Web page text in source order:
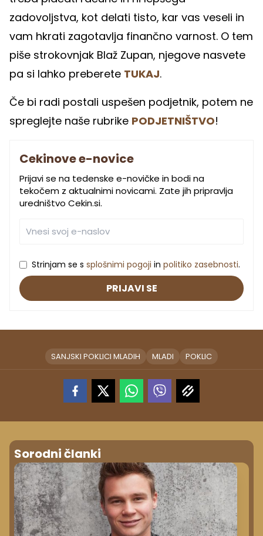
zadovoljstva, kot delati tisto, kar vas veseli in
vam hkrati zagotavlja finančno varnost. O tem
piše strokovnjak Blaž Zupan, njegove nasvete
pa si lahko preberete TUKAJ.
Če bi radi postali uspešen podjetnik, potem ne
spreglejte naše rubrike PODJETNIŠTVO!
Cekinove e-novice
Prijavi se na tedenske e-novičke in bodi na
tekočem z aktualnimi novicami. Zate jih pripravlja
uredništvo Cekin.si.
Strinjam se s splošnimi pogoji in politiko zasebnosti.
PRIJAVI SE
SANJSKI POKLICI MLADIH MLADI POKLIC
Sorodni članki